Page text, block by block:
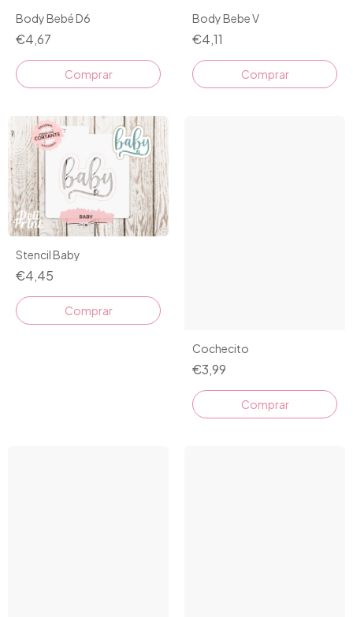
Body Bebé D6
€4,67
Comprar
Body Bebe V
€4,11
Comprar
Stencil Baby
€4,45
Comprar
Cochecito
€3,99
Comprar